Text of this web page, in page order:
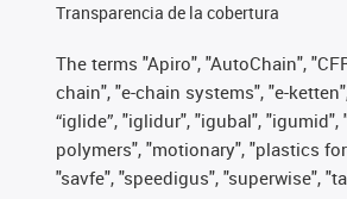
Transparencia de la cobertura
The terms "Apiro", "AutoChain",
chain", "e-chain systems", "e-
“iglide”, "iglidur", "igubal",
polymers", "motionary", "plastics
"savfe", "speedigus", "superwise",